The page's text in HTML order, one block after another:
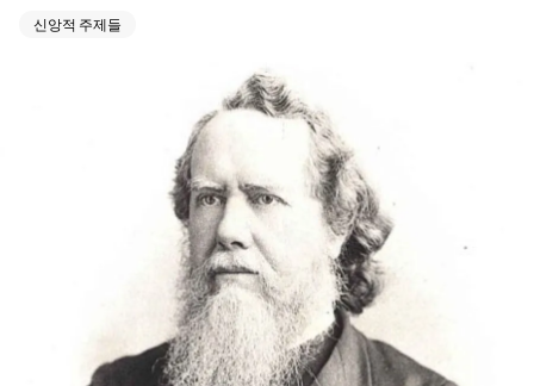
신앙적 주제들